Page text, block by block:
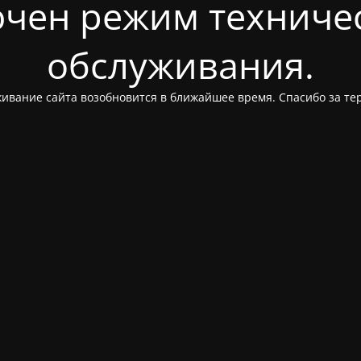
режим
обслуживания.
сайта возобновится в ближайшее время. Спасибо за